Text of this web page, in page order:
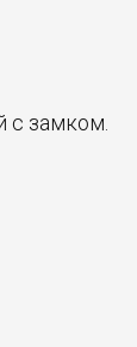
с замком.